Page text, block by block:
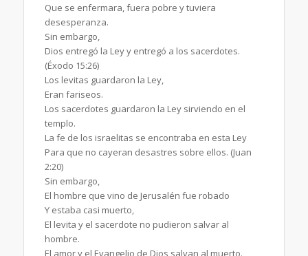
Que se enfermara, fuera pobre y tuviera
desesperanza.
Sin embargo,
Dios entregó la Ley y entregó a los sacerdotes.
(Éxodo 15:26)
Los levitas guardaron la Ley,
Eran fariseos.
Los sacerdotes guardaron la Ley sirviendo en el
templo.
La fe de los israelitas se encontraba en esta Ley
Para que no cayeran desastres sobre ellos. (Juan
2:20)
Sin embargo,
El hombre que vino de Jerusalén fue robado
Y estaba casi muerto,
El levita y el sacerdote no pudieron salvar al
hombre.
El amor y el Evangelio de Dios salvan al muerto.